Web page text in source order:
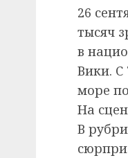
26
тысяч
в
Вики. С
море
На
В